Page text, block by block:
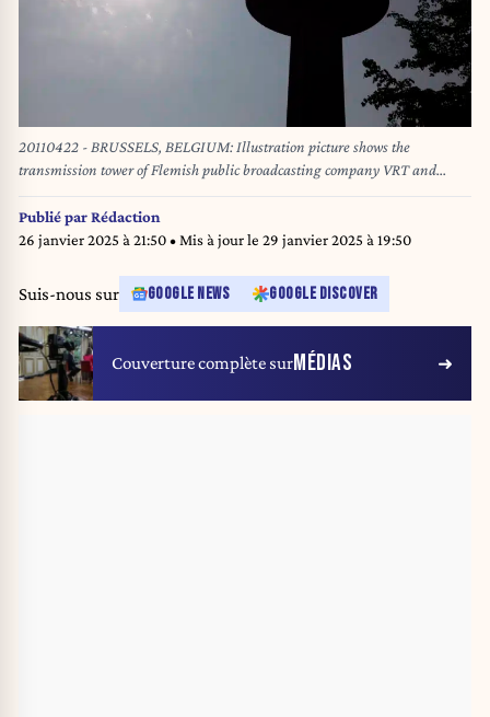
20110422 - BRUSSELS, BELGIUM: Illustration picture shows the
transmission tower of Flemish public broadcasting company VRT and
frenchspeaking public broadcasting RTBF, in Brussels, Friday 22 April
2011. BELGA PHOTO BRUNO FAHY
Publié parRédaction
26 janvier 2025 à 21:50• Mis à jour le 29 janvier 2025 à 19:50
Suis-nous sur GOOGLE NEWS GOOGLE DISCOVER
Couverture complète surMÉDIAS